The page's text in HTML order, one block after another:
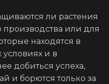
ли растения
производства или для
находятся в
и в
добиться успеха,
и борются только за